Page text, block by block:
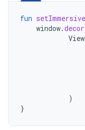
fun
window.
View
)
}